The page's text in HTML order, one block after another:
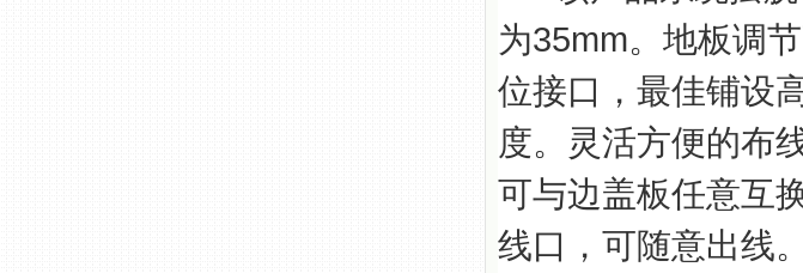
为35mm。 地板调
位接口，最佳铺设
度。 灵活方便的布
可与边盖板任意互
线口，可随意出线。